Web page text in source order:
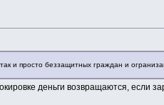
и просто беззащитных граждан и
деньги возвращаются, если